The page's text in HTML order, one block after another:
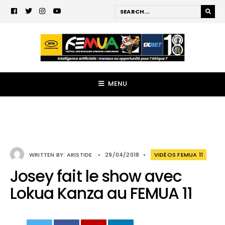
MENU
WRITTEN BY: ARISTIDE • 29/04/2018 • VIDÉOS FEMUA 11
Josey fait le show avec
Lokua Kanza au FEMUA 11